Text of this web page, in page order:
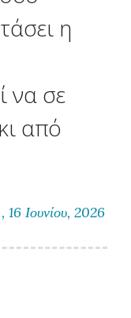
η
να σε
από
, 16 Ιουνίου, 2026